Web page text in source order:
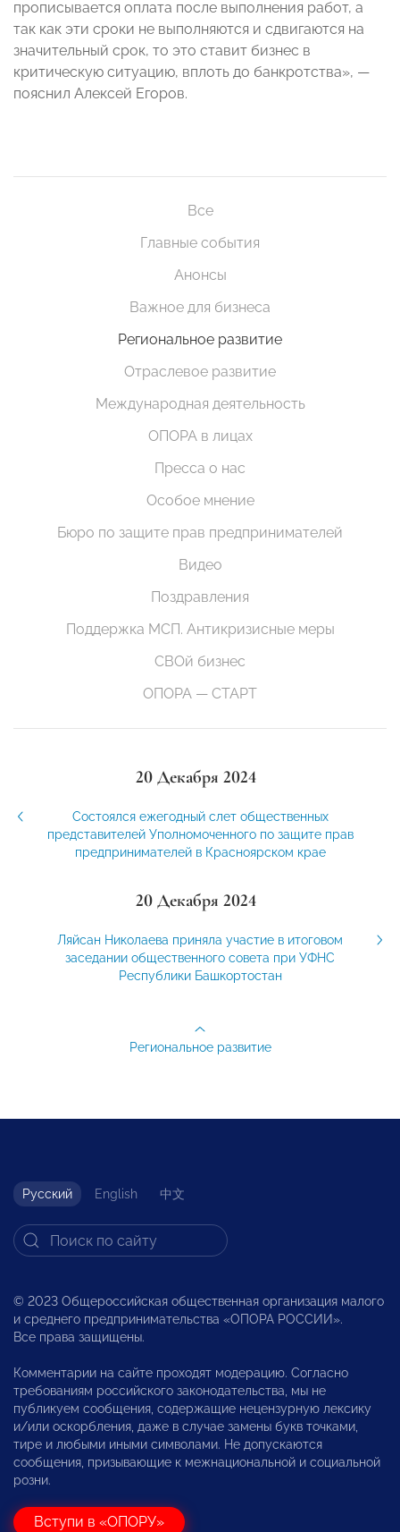
прописывается оплата после выполнения работ, а
так как эти сроки не выполняются и сдвигаются на
значительный срок, то это ставит бизнес в
критическую ситуацию, вплоть до банкротства», —
пояснил Алексей Егоров.
Все
Главные события
Анонсы
Важное для бизнеса
Региональное развитие
Отраслевое развитие
Международная деятельность
ОПОРА в лицах
Пресса о нас
Особое мнение
Бюро по защите прав предпринимателей
Видео
Поздравления
Поддержка МСП. Антикризисные меры
СВОй бизнес
ОПОРА — СТАРТ
20 Декабря 2024
Состоялся ежегодный слет общественных
представителей Уполномоченного по защите прав
предпринимателей в Красноярском крае
20 Декабря 2024
Ляйсан Николаева приняла участие в итоговом
заседании общественного совета при УФНС
Республики Башкортостан
Региональное развитие
Русский English 中文
© 2023 Общероссийская общественная организация малого
и среднего предпринимательства «ОПОРА РОССИИ».
Все права защищены.
Комментарии на сайте проходят модерацию. Согласно
требованиям российского законодательства, мы не
публикуем сообщения, содержащие нецензурную лексику
и/или оскорбления, даже в случае замены букв точками,
тире и любыми иными символами. Не допускаются
сообщения, призывающие к межнациональной и социальной
розни.
Вступи в «ОПОРУ»